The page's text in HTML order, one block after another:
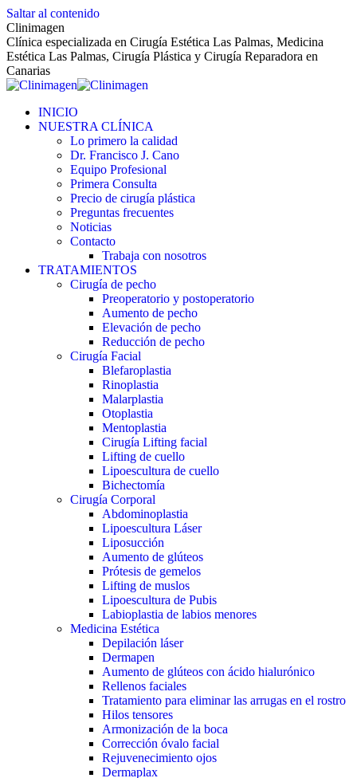
Saltar al contenido
Clinimagen
Clínica especializada en Cirugía Estética Las Palmas, Medicina
Estética Las Palmas, Cirugía Plástica y Cirugía Reparadora en
Canarias
INICIO
NUESTRA CLÍNICA
Lo primero la calidad
Dr. Francisco J. Cano
Equipo Profesional
Primera Consulta
Precio de cirugía plástica
Preguntas frecuentes
Noticias
Contacto
Trabaja con nosotros
TRATAMIENTOS
Cirugía de pecho
Preoperatorio y postoperatorio
Aumento de pecho
Elevación de pecho
Reducción de pecho
Cirugía Facial
Blefaroplastia
Rinoplastia
Malarplastia
Otoplastia
Mentoplastia
Cirugía Lifting facial
Lifting de cuello
Lipoescultura de cuello
Bichectomía
Cirugía Corporal
Abdominoplastia
Lipoescultura Láser
Liposucción
Aumento de glúteos
Prótesis de gemelos
Lifting de muslos
Lipoescultura de Pubis
Labioplastia de labios menores
Medicina Estética
Depilación láser
Dermapen
Aumento de glúteos con ácido hialurónico
Rellenos faciales
Tratamiento para eliminar las arrugas en el rostro
Hilos tensores
Armonización de la boca
Corrección óvalo facial
Rejuvenecimiento ojos
Dermaplax